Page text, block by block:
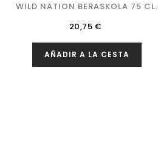
WILD NATION BERASKOLA 75 CL.
Precio
20,75 €
AÑADIR A LA CESTA